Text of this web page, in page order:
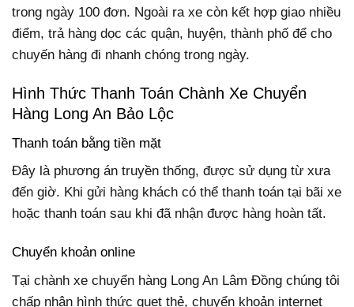
trong ngày 100 đơn. Ngoài ra xe còn kết hợp giao nhiều
điểm, trả hàng dọc các quận, huyện, thành phố để cho
chuyến hàng đi nhanh chóng trong ngày.
Hình Thức Thanh Toán Chành Xe Chuyển
Hàng Long An Bảo Lộc
Thanh toán bằng tiền mặt
Đây là phương án truyền thống, được sử dụng từ xưa
đến giờ. Khi gửi hàng khách có thể thanh toán tại bãi xe
hoặc thanh toán sau khi đã nhận được hàng hoàn tất.
Chuyển khoản online
Tại chành xe chuyển hàng Long An Lâm Đồng chúng tôi
chấp nhận hình thức quẹt thẻ, chuyển khoản internet